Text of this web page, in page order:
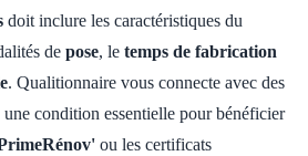
doit inclure les caractéristiques du
de pose, le temps de fabrication
. Qualitionnaire vous connecte avec des
condition essentielle pour bénéficier
ou les certificats